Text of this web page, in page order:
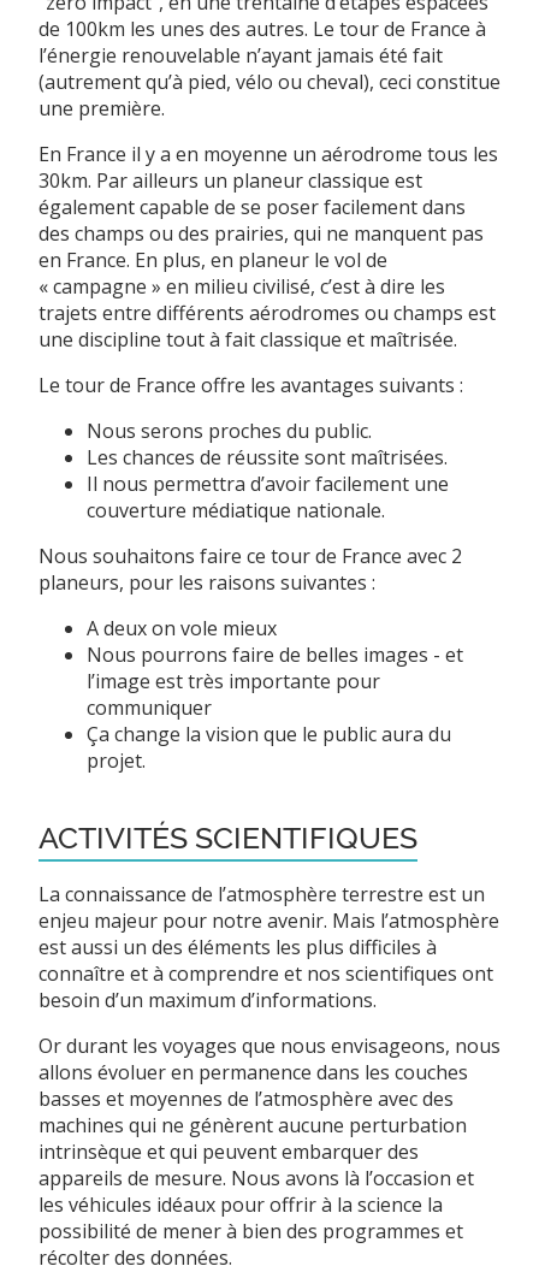
de 100km les unes des autres. Le tour de France à
l’énergie renouvelable n’ayant jamais été fait
(autrement qu’à pied, vélo ou cheval), ceci constitue
une première.
En France il y a en moyenne un aérodrome tous les
30km. Par ailleurs un planeur classique est
également capable de se poser facilement dans
des champs ou des prairies, qui ne manquent pas
en France. En plus, en planeur le vol de
« campagne » en milieu civilisé, c’est à dire les
trajets entre différents aérodromes ou champs est
une discipline tout à fait classique et maîtrisée.
Le tour de France offre les avantages suivants :
Nous serons proches du public.
Les chances de réussite sont maîtrisées.
Il nous permettra d’avoir facilement une
couverture médiatique nationale.
Nous souhaitons faire ce tour de France avec 2
planeurs, pour les raisons suivantes :
A deux on vole mieux
Nous pourrons faire de belles images - et
l’image est très importante pour
communiquer
Ça change la vision que le public aura du
projet.
ACTIVITÉS SCIENTIFIQUES
La connaissance de l’atmosphère terrestre est un
enjeu majeur pour notre avenir. Mais l’atmosphère
est aussi un des éléments les plus difficiles à
connaître et à comprendre et nos scientifiques ont
besoin d’un maximum d’informations.
Or durant les voyages que nous envisageons, nous
allons évoluer en permanence dans les couches
basses et moyennes de l’atmosphère avec des
machines qui ne génèrent aucune perturbation
intrinsèque et qui peuvent embarquer des
appareils de mesure. Nous avons là l’occasion et
les véhicules idéaux pour offrir à la science la
possibilité de mener à bien des programmes et
récolter des données.